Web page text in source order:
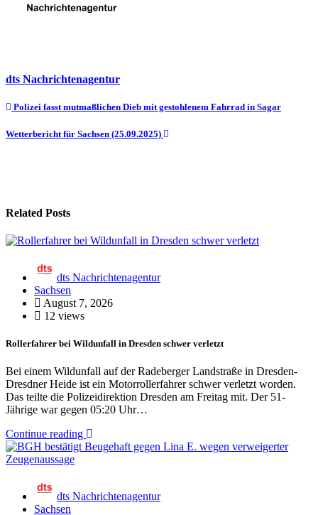
dts Nachrichtenagentur
Beitragsnavigation
Polizei fasst mutmaßlichen Dieb mit gestohlenem Fahrrad in Sagar
Wetterbericht für Sachsen (25.09.2025)
Related Posts
dts Nachrichtenagentur
Sachsen
August 7, 2026
12 views
Rollerfahrer bei Wildunfall in Dresden schwer verletzt
Bei einem Wildunfall auf der Radeberger Landstraße in Dresden-
Dresdner Heide ist ein Motorrollerfahrer schwer verletzt worden.
Das teilte die Polizeidirektion Dresden am Freitag mit. Der 51-
Jährige war gegen 05:20 Uhr…
Continue reading
dts Nachrichtenagentur
Sachsen